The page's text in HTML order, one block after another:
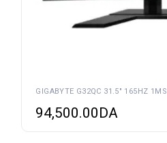
GIGABYTE G32QC 31.5″ 165HZ 1MS
94,500.00DA